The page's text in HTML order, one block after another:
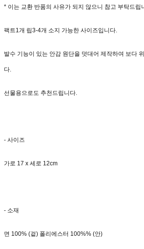
* 이는 교환 반품의 사유가 되지 않으니 참고 부탁드립
팩트1개 립3-4개 소지 가능한 사이즈입니다.
발수 기능이 있는 안감 원단을 덧대어 제작하여 보다
다.
선물용으로도 추천드립니다.
- 사이즈
가로 17 x 세로 12cm
- 소재
면 100% (겉) 폴리에스터 100%% (안)